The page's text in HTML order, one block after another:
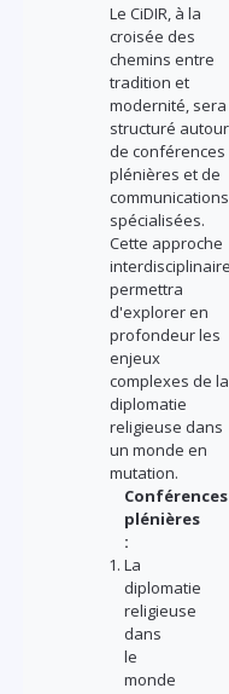
Le CiDIR, à la
croisée des
chemins entre
tradition et
modernité, sera
structuré autour
de conférences
plénières et de
communications
spécialisées.
Cette approche
interdisciplinaire
permettra
d'explorer en
profondeur les
enjeux
complexes de la
diplomatie
religieuse dans
un monde en
mutation.
Conférences
plénières
:
La
diplomatie
religieuse
dans
le
monde